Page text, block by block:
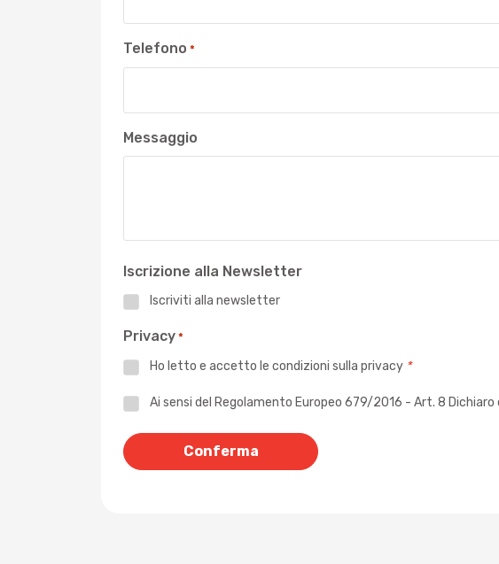
Telefono *
Messaggio
Iscrizione alla Newsletter
Iscriviti alla newsletter
Privacy *
Ho letto e accetto le condizioni sulla privacy *
PrivacyAi sensi del Regolamento Europeo 679/2016 - Art. 8